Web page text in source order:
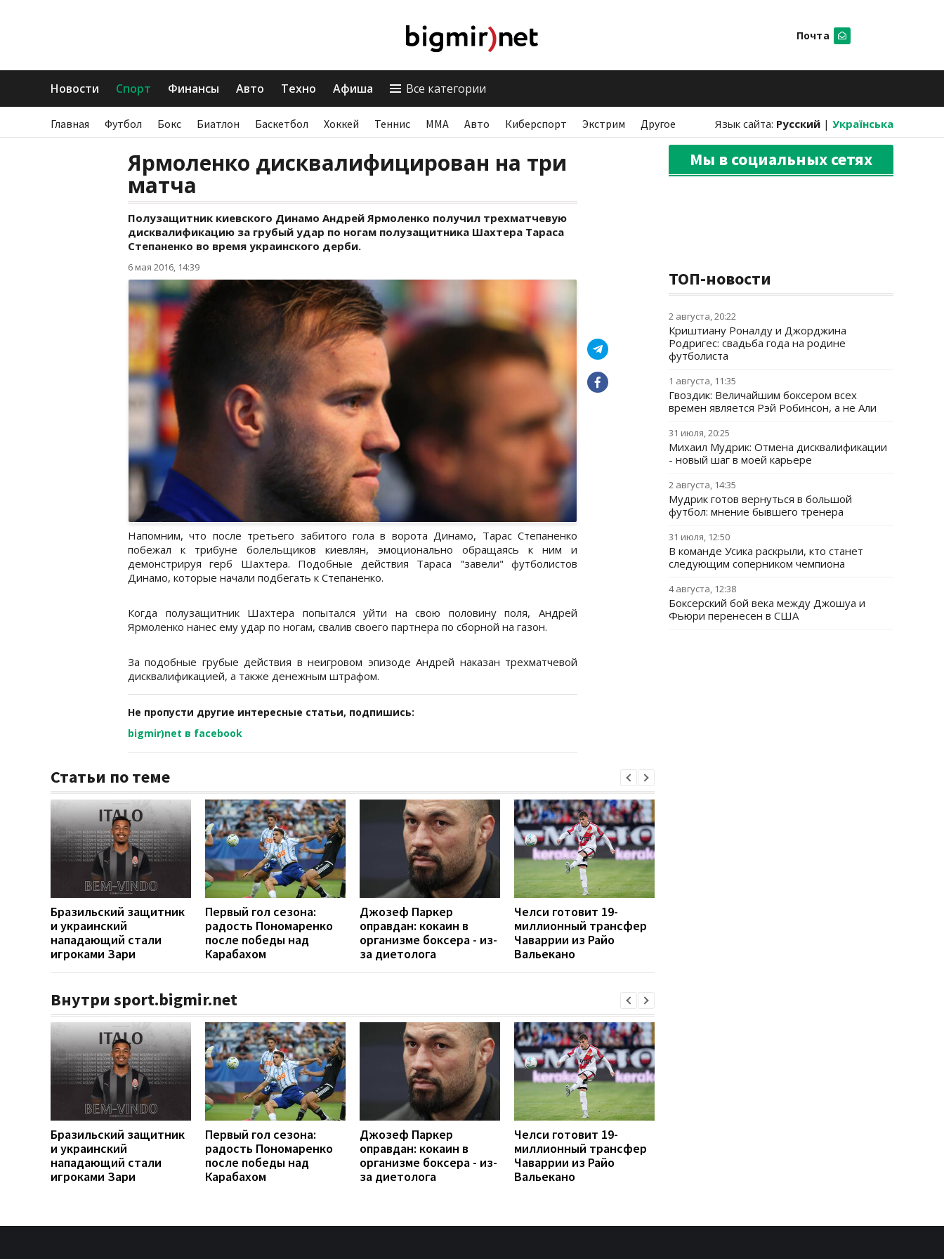
Почта
Новости Спорт Финансы Авто Техно Афиша Все категории
Главная Футбол Бокс Биатлон Баскетбол Хоккей Теннис ММА Авто Киберспорт Экстрим Другое Язык сайта: Русский | Українська
Ярмоленко дисквалифицирован на три
матча
Полузащитник киевского Динамо Андрей Ярмоленко получил трехматчевую
дисквалификацию за грубый удар по ногам полузащитника Шахтера Тараса
Степаненко во время украинского дерби.
6 мая 2016, 14:39
Напомним, что после третьего забитого гола в ворота Динамо, Тарас Степаненко
побежал к трибуне болельщиков киевлян, эмоционально обращаясь к ним и
демонстрируя герб Шахтера. Подобные действия Тараса "завели" футболистов
Динамо, которые начали подбегать к Степаненко.
Когда полузащитник Шахтера попытался уйти на свою половину поля, Андрей
Ярмоленко нанес ему удар по ногам, свалив своего партнера по сборной на газон.
За подобные грубые действия в неигровом эпизоде Андрей наказан трехматчевой
дисквалификацией, а также денежным штрафом.
Не пропусти другие интересные статьи, подпишись:
bigmir)net в facebook
Статьи по теме
Бразильский защитник
и украинский
нападающий стали
игроками Зари
Первый гол сезона:
радость Пономаренко
после победы над
Карабахом
Джозеф Паркер
оправдан: кокаин в
организме боксера - из-
за диетолога
Челси готовит 19-
миллионный трансфер
Чаваррии из Райо
Вальекано
Внутри sport.bigmir.net
Бразильский защитник
и украинский
нападающий стали
игроками Зари
Первый гол сезона:
радость Пономаренко
после победы над
Карабахом
Джозеф Паркер
оправдан: кокаин в
организме боксера - из-
за диетолога
Челси готовит 19-
миллионный трансфер
Чаваррии из Райо
Вальекано
Мы в социальных сетях
ТОП-новости
2 августа, 20:22
Криштиану Роналду и Джорджина
Родригес: свадьба года на родине
футболиста
1 августа, 11:35
Гвоздик: Величайшим боксером всех
времен является Рэй Робинсон, а не Али
31 июля, 20:25
Михаил Мудрик: Отмена дисквалификации
- новый шаг в моей карьере
2 августа, 14:35
Мудрик готов вернуться в большой
футбол: мнение бывшего тренера
31 июля, 12:50
В команде Усика раскрыли, кто станет
следующим соперником чемпиона
4 августа, 12:38
Боксерский бой века между Джошуа и
Фьюри перенесен в США